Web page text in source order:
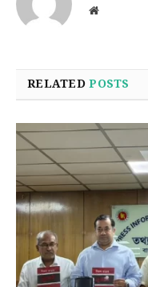
Website
RELATEDPOSTS